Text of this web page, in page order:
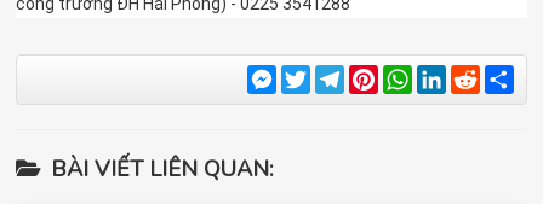
Messenger
TwitterTelegram
Pinterest
WhatsApp
LinkedIn
Reddit
BÀI VIẾT LIÊN QUAN: